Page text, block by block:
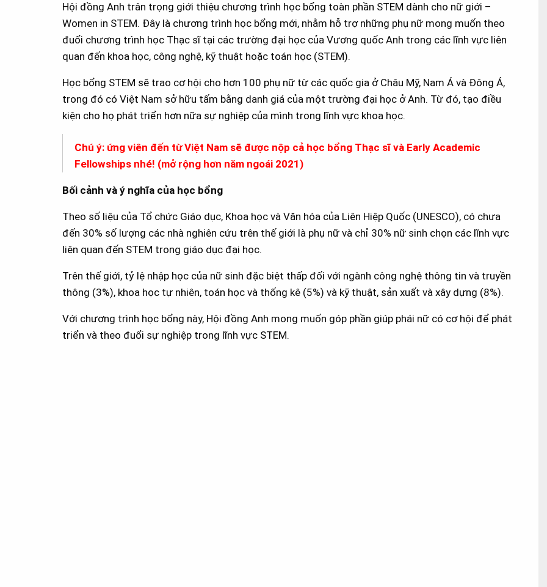
Hội đồng Anh trân trọng giới thiệu chương trình học bổng toàn phần STEM dành cho nữ giới –
Women in STEM. Đây là chương trình học bổng mới, nhằm hỗ trợ những phụ nữ mong muốn theo
đuổi chương trình học Thạc sĩ tại các trường đại học của Vương quốc Anh trong các lĩnh vực liên
quan đến khoa học, công nghệ, kỹ thuật hoặc toán học (STEM).
Học bổng STEM sẽ trao cơ hội cho hơn 100 phụ nữ từ các quốc gia ở Châu Mỹ, Nam Á và Đông Á,
trong đó có Việt Nam sở hữu tấm bằng danh giá của một trường đại học ở Anh. Từ đó, tạo điều
kiện cho họ phát triển hơn nữa sự nghiệp của mình trong lĩnh vực khoa học.
Chú ý: ứng viên đến từ Việt Nam sẽ được nộp cả học bổng Thạc sĩ và Early Academic
Fellowships nhé! (mở rộng hơn năm ngoái 2021)
Bối cảnh và ý nghĩa của học bổng
Theo số liệu của Tổ chức Giáo dục, Khoa học và Văn hóa của Liên Hiệp Quốc (UNESCO), có chưa
đến 30% số lượng các nhà nghiên cứu trên thế giới là phụ nữ và chỉ 30% nữ sinh chọn các lĩnh vực
liên quan đến STEM trong giáo dục đại học.
Trên thế giới, tỷ lệ nhập học của nữ sinh đặc biệt thấp đối với ngành công nghệ thông tin và truyền
thông (3%), khoa học tự nhiên, toán học và thống kê (5%) và kỹ thuật, sản xuất và xây dựng (8%).
Với chương trình học bổng này, Hội đồng Anh mong muốn góp phần giúp phái nữ có cơ hội để phát
triển và theo đuổi sự nghiệp trong lĩnh vực STEM.